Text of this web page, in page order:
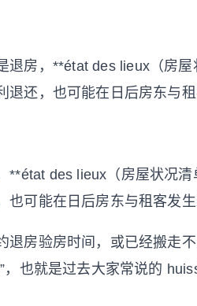
退房，**état des lieux（房
退还，也可能在日后房东与
des lieux（房屋状况清
可能在日后房东与租客发生
退房验房时间，或已经搬走
，也就是过去大家常说的